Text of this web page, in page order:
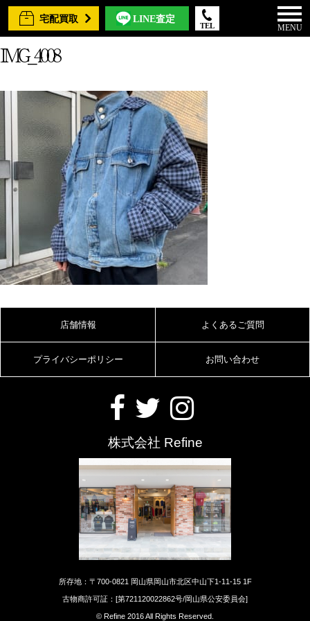
宅配買取 LINE査定
TEL MENU
IMG_4008
店舗情報 よくあるご質問
プライバシーポリシー お問い合わせ
株式会社 Refine
所存地：〒700-0821 岡山県岡山市北区中山下1-11-15 1F
古物商許可証：[第721120022862号/岡山県公安委員会]
© Refine 2016 All Rights Reserved.